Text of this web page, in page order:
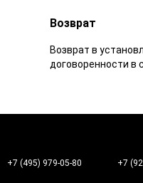
Возврат
Возврат в
договоренности в
+7 (495) 979-05-80 +7